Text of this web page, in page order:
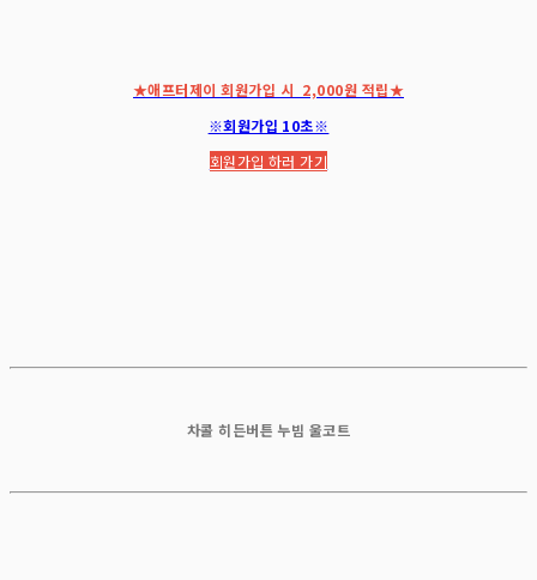
★애프터제이 회원가입 시 2,000원 적립★
※회원가입 10초※
회원가입 하러 가기
차콜 히든버튼 누빔 울코트